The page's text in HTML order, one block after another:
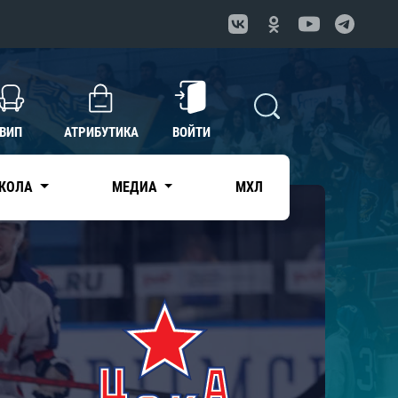
ВИП АТРИБУТИКА ВОЙТИ
МЕДИА МХЛ